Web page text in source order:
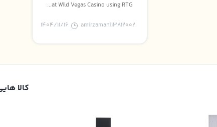
at Wild Vegas Casino using RTG...
amirzamani13812002 ۱۴۰۴/۱۱/۱۶
کالا